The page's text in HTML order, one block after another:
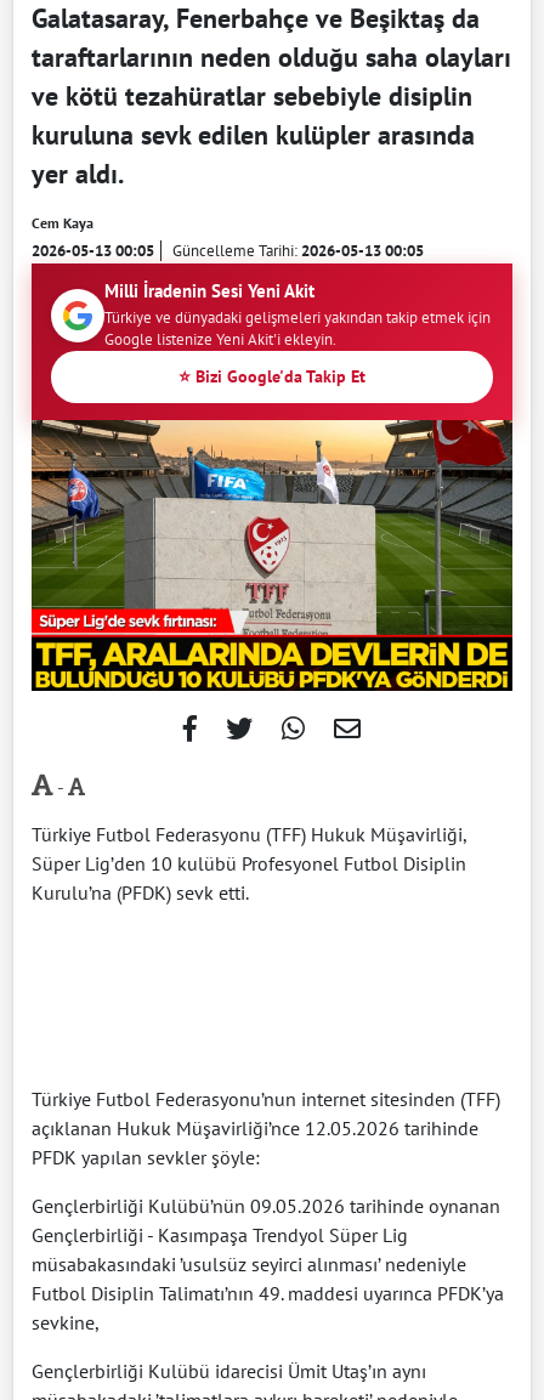
Galatasaray, Fenerbahçe ve Beşiktaş da
taraftarlarının neden olduğu saha olayları
ve kötü tezahüratlar sebebiyle disiplin
kuruluna sevk edilen kulüpler arasında
yer aldı.
Cem Kaya
2026-05-13 00:05 Güncelleme Tarihi:2026-05-13 00:05
Milli İradenin Sesi Yeni Akit
Türkiye ve dünyadaki gelişmeleri yakından takip etmek için
Google listenize Yeni Akit'i ekleyin.
⭐ Bizi Google'da Takip Et
-
Türkiye Futbol Federasyonu (TFF) Hukuk Müşavirliği,
Süper Lig’den 10 kulübü Profesyonel Futbol Disiplin
Kurulu’na (PFDK) sevk etti.
Türkiye Futbol Federasyonu’nun internet sitesinden (TFF)
açıklanan Hukuk Müşavirliği’nce 12.05.2026 tarihinde
PFDK yapılan sevkler şöyle:
Gençlerbirliği Kulübü’nün 09.05.2026 tarihinde oynanan
Gençlerbirliği - Kasımpaşa Trendyol Süper Lig
müsabakasındaki ’usulsüz seyirci alınması’ nedeniyle
Futbol Disiplin Talimatı’nın 49. maddesi uyarınca PFDK’ya
sevkine,
Gençlerbirliği Kulübü idarecisi Ümit Utaş’ın aynı